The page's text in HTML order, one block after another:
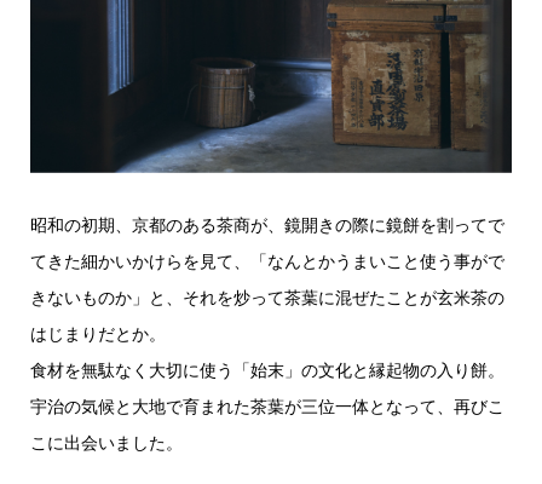
昭和の初期、京都のある茶商が、鏡開きの際に鏡餅を割ってで
てきた細かいかけらを見て、「なんとかうまいこと使う事がで
きないものか」と、それを炒って茶葉に混ぜたことが玄米茶の
はじまりだとか。
食材を無駄なく大切に使う「始末」の文化と縁起物の入り餅。
宇治の気候と大地で育まれた茶葉が三位一体となって、再びこ
こに出会いました。